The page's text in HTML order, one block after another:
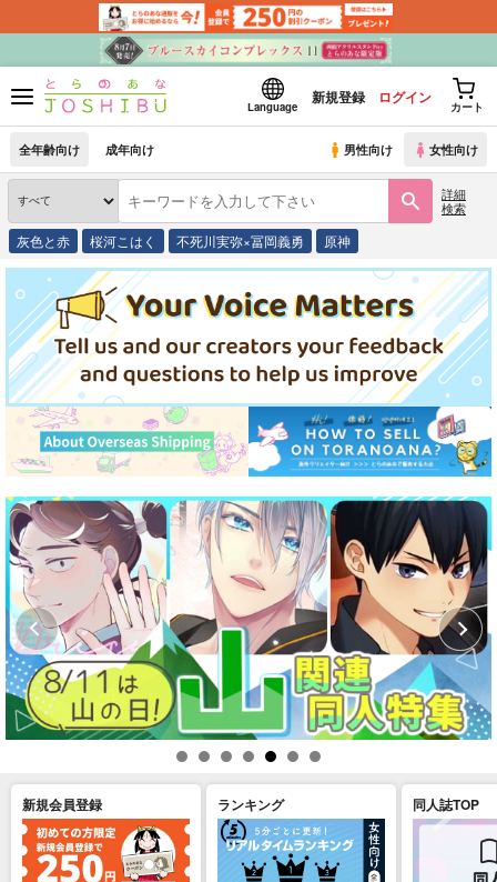
Language
新規登録 ログイン
カート
全年齢向け 成年向け 男性向け 女性向け
詳細
検索
灰色と赤 桜河こはく 不死川実弥×冨岡義勇 原神
新規会員登録 ランキング 同人誌TOP